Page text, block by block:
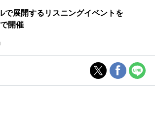
で展開するリスニングイベントを
開催